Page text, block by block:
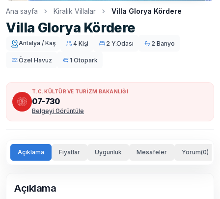
Ana sayfa Kiralık Villalar Villa Glorya Kördere
Villa Glorya Kördere
Antalya / Kaş 4 Kişi 2 Y.Odası 2 Banyo
Özel Havuz 1 Otopark
T.C. KÜLTÜR VE TURİZM BAKANLIĞI
07-730
Belgeyi Görüntüle
Açıklama Fiyatlar Uygunluk Mesafeler Yorum(0)
Açıklama